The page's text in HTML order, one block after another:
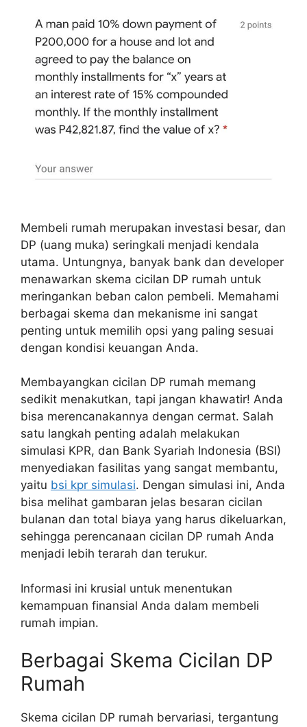
Membeli rumah merupakan investasi besar, dan
DP (uang muka) seringkali menjadi kendala
utama. Untungnya, banyak bank dan developer
menawarkan skema cicilan DP rumah untuk
meringankan beban calon pembeli. Memahami
berbagai skema dan mekanisme ini sangat
penting untuk memilih opsi yang paling sesuai
dengan kondisi keuangan Anda.
Membayangkan cicilan DP rumah memang
sedikit menakutkan, tapi jangan khawatir! Anda
bisa merencanakannya dengan cermat. Salah
satu langkah penting adalah melakukan
simulasi KPR, dan Bank Syariah Indonesia (BSI)
menyediakan fasilitas yang sangat membantu,
yaitu bsi kpr simulasi. Dengan simulasi ini, Anda
bisa melihat gambaran jelas besaran cicilan
bulanan dan total biaya yang harus dikeluarkan,
sehingga perencanaan cicilan DP rumah Anda
menjadi lebih terarah dan terukur.
Informasi ini krusial untuk menentukan
kemampuan finansial Anda dalam membeli
rumah impian.
Berbagai Skema Cicilan DP
Rumah
Skema cicilan DP rumah bervariasi, tergantung